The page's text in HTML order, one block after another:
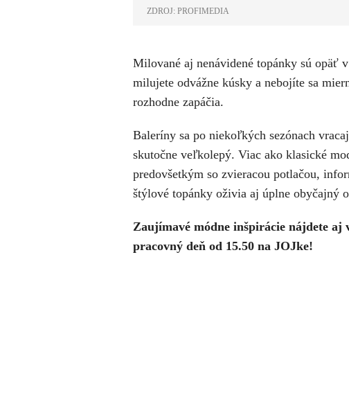
ZDROJ: PROFIMEDIA
Milované aj nenávidené topánky sú opäť
milujete odvážne kúsky a nebojíte sa
rozhodne zapáčia.
Baleríny sa po niekoľkých sezónach
skutočne veľkolepý. Viac ako klasické
predovšetkým so zvieracou potlačou,
štýlové topánky oživia aj úplne obyčajný
Zaujímavé módne inšpirácie nájdete aj
pracovný deň od 15.50 na JOJke!